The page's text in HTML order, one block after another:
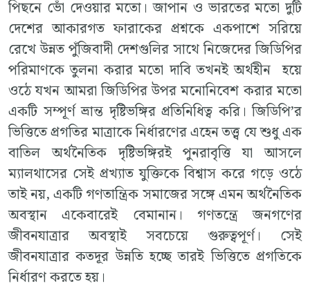
পিছনে ভোঁ দেওয়ার মতো। জাপান ও ভারতের মতো দুটি
দেশের আকারগত ফারাকের প্রশ্নকে একপাশে সরিয়ে
রেখে উন্নত পুঁজিবাদী দেশগুলির সাথে নিজেদের জিডিপির
পরিমাণকে তুলনা করার মতো দাবি তখনই অর্থহীন হয়ে
ওঠে যখন আমরা জিডিপির উপর মনোনিবেশ করার মতো
একটি সম্পূর্ণ ভ্রান্ত দৃষ্টিভঙ্গির প্রতিনিধিত্ব করি। জিডিপি’র
ভিত্তিতে প্রগতির মাত্রাকে নির্ধারণের এহেন তত্ত্ব যে শুধু এক
বাতিল অর্থনৈতিক দৃষ্টিভঙ্গিরই পুনরাবৃত্তি যা আসলে
ম্যালথাসের সেই প্রখ্যাত যুক্তিকে বিশ্বাস করে গড়ে ওঠে
তাই নয়, একটি গণতান্ত্রিক সমাজের সঙ্গে এমন অর্থনৈতিক
অবস্থান একেবারেই বেমানান। গণতন্ত্রে জনগণের
জীবনযাত্রার অবস্থাই সবচেয়ে গুরুত্বপূর্ণ। সেই
জীবনযাত্রার কতদূর উন্নতি হচ্ছে তারই ভিত্তিতে প্রগতিকে
নির্ধারণ করতে হয়।